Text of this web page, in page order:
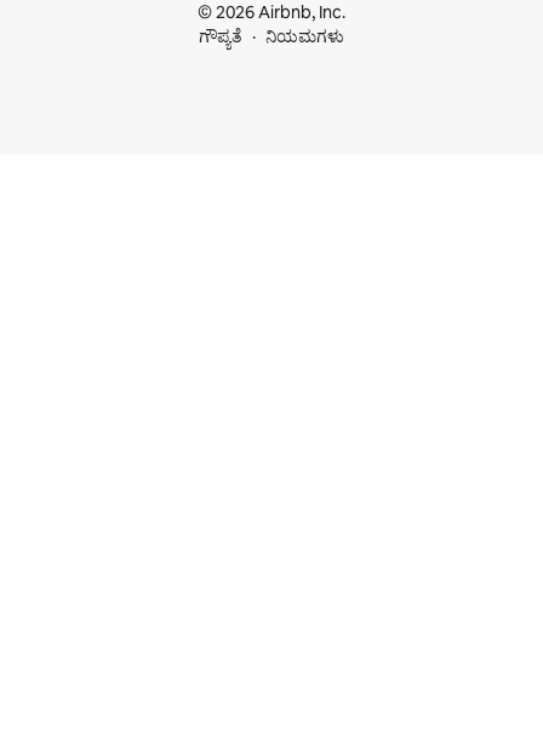
© 2026 Airbnb, Inc.
ಗೌಪ್ಯತೆ
ನಿಯಮಗಳು